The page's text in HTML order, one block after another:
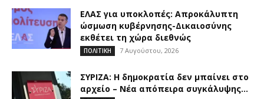
ΕΛΑΣ για υποκλοπές: Απροκάλυπτη
ώσμωση κυβέρνησης-Δικαιοσύνης
εκθέτει τη χώρα διεθνώς
ΠΟΛΙΤΙΚΗ 7 Αυγούστου, 2026
ΣΥΡΙΖΑ: Η δημοκρατία δεν μπαίνει στο
αρχείο – Νέα απόπειρα συγκάλυψης...